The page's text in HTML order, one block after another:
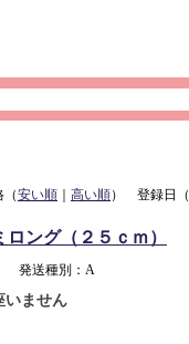
安い順 高い順） 登録日（
ング（２５ｃｍ）
発送種別：A
いません